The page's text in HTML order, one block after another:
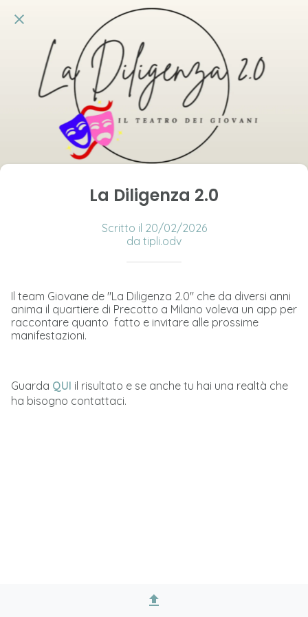
La Diligenza 2.0
Scritto il 20/02/2026
da tipli.odv
Il team Giovane de "La Diligenza 2.0" che da diversi anni
anima il quartiere di Precotto a Milano voleva un app per
raccontare quanto fatto e invitare alle prossime
manifestazioni.
Guarda QUI il risultato e se anche tu hai una realtà che
ha bisogno contattaci.